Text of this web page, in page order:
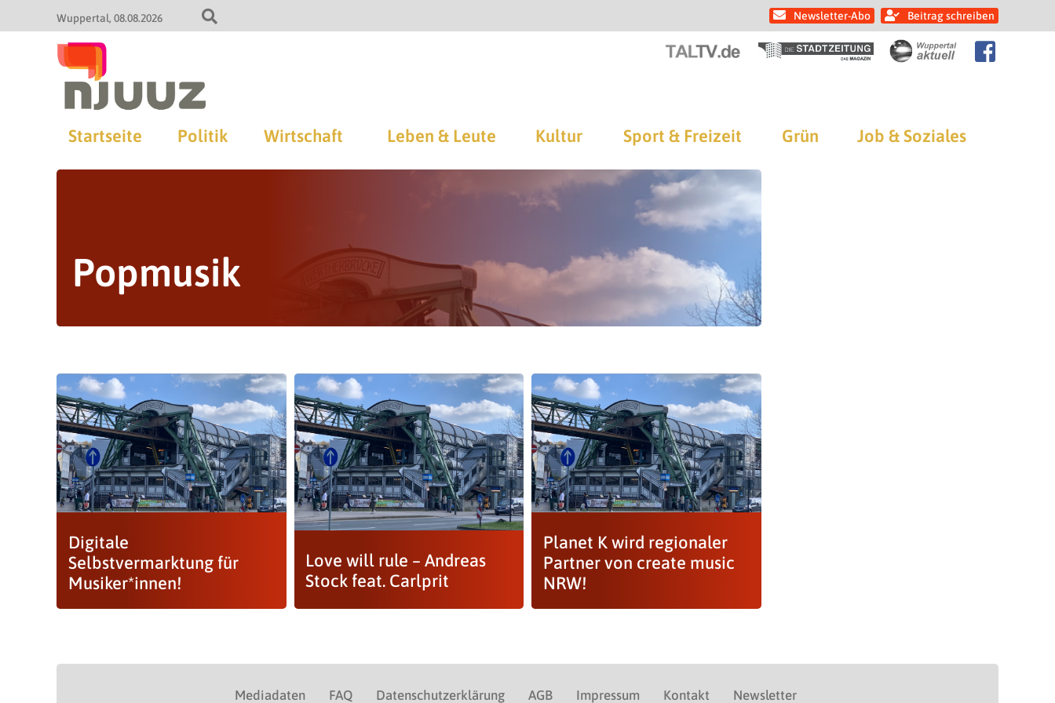
Wuppertal 08.08.2026 Newsletter-Abo Beitrag schreiben
Startseite Politik Wirtschaft Leben & Leute Kultur Sport & Freizeit Grün Job & Soziales
Popmusik
Digitale
Selbstvermarktung für
Musiker*innen!
Love will rule – Andreas
Stock feat. Carlprit
Planet K wird regionaler
Partner von create music
NRW!
Mediadaten FAQ Datenschutzerklärung AGB Impressum Kontakt Newsletter